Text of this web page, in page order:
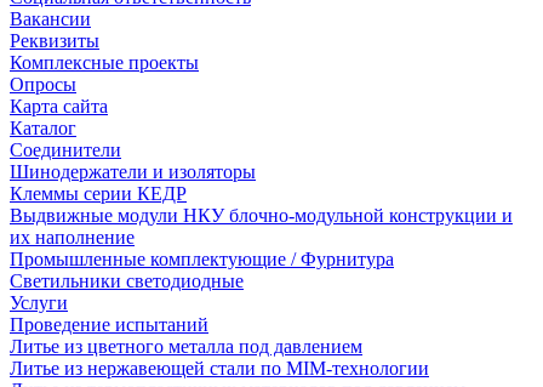
Вакансии
Реквизиты
Комплексные проекты
Опросы
Карта сайта
Каталог
Соединители
Шинодержатели и изоляторы
Клеммы серии КЕДР
Выдвижные модули НКУ блочно-модульной конструкции и
их наполнение
Промышленные комплектующие / Фурнитура
Светильники светодиодные
Услуги
Проведение испытаний
Литье из цветного металла под давлением
Литье из нержавеющей стали по MIM-технологии